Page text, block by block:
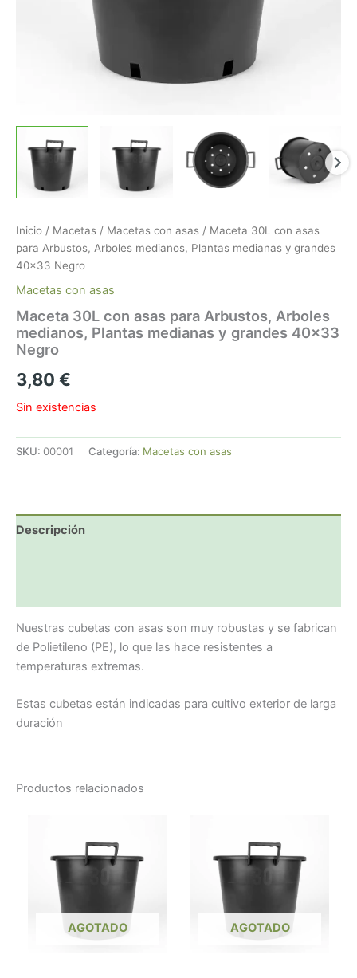
Inicio / Macetas / Macetas con asas / Maceta 30L con asas
para Arbustos, Arboles medianos, Plantas medianas y grandes
40×33 Negro
Macetas con asas
Maceta 30L con asas para Arbustos, Arboles
medianos, Plantas medianas y grandes 40×33
Negro
3,80 €
Sin existencias
SKU: 00001 Categoría: Macetas con asas
Descripción
Nuestras cubetas con asas son muy robustas y se fabrican
de Polietileno (PE), lo que las hace resistentes a
temperaturas extremas.
Estas cubetas están indicadas para cultivo exterior de larga
duración
Productos relacionados
AGOTADO AGOTADO